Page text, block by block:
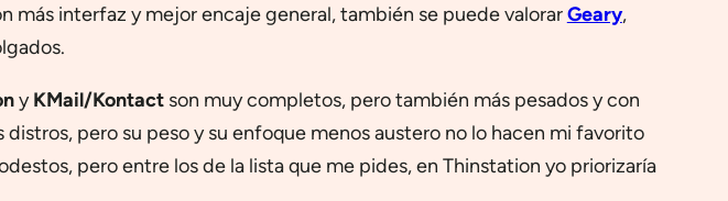
más interfaz y mejor encaje general, también se puede valorarGeary,
yKMail/Kontactson muy completos, pero también más pesados y con
pero su peso y su enfoque menos austero no lo hacen mi favorito
pero entre los de la lista que me pides, en Thinstation yo priorizaría